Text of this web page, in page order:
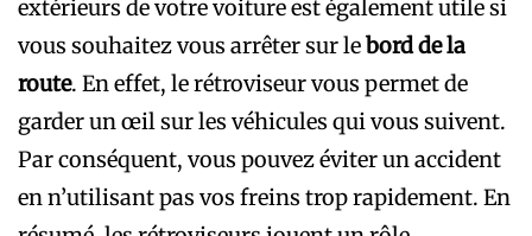
extérieurs de votre voiture est également utile si
vous souhaitez vous arrêter sur lebord de la
route. En effet, le rétroviseur vous permet de
garder un œil sur les véhicules qui vous suivent.
Par conséquent, vous pouvez éviter un accident
en n’utilisant pas vos freins trop rapidement. En